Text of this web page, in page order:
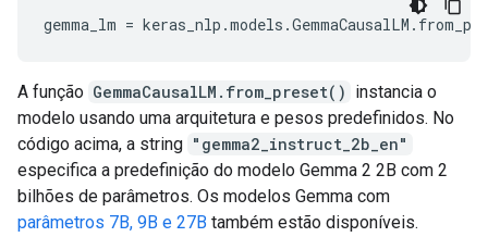
A função GemmaCausalLM.from_preset() instancia o
modelo usando uma arquitetura e pesos predefinidos. No
código acima, a string "gemma2_instruct_2b_en"
especifica a predefinição do modelo Gemma 2 2B com 2
bilhões de parâmetros. Os modelos Gemma com
parâmetros 7B, 9B e 27B também estão disponíveis.